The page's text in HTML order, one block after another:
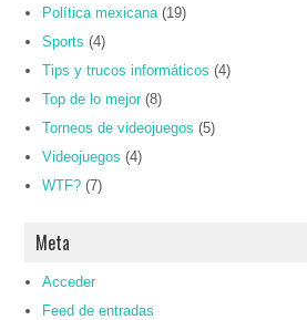
Política mexicana (19)
Sports (4)
Tips y trucos informáticos (4)
Top de lo mejor (8)
Torneos de videojuegos (5)
Videojuegos (4)
WTF? (7)
Meta
Acceder
Feed de entradas